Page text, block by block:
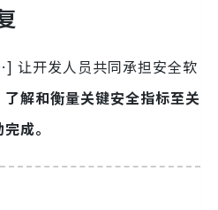
让开发人员共同承担安全软
了解和衡量关键安全指标至关
成。